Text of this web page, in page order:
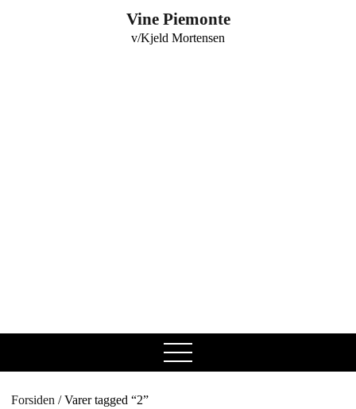
Vine Piemonte
v/Kjeld Mortensen
open
menu
Forsiden / Varer tagged “2”